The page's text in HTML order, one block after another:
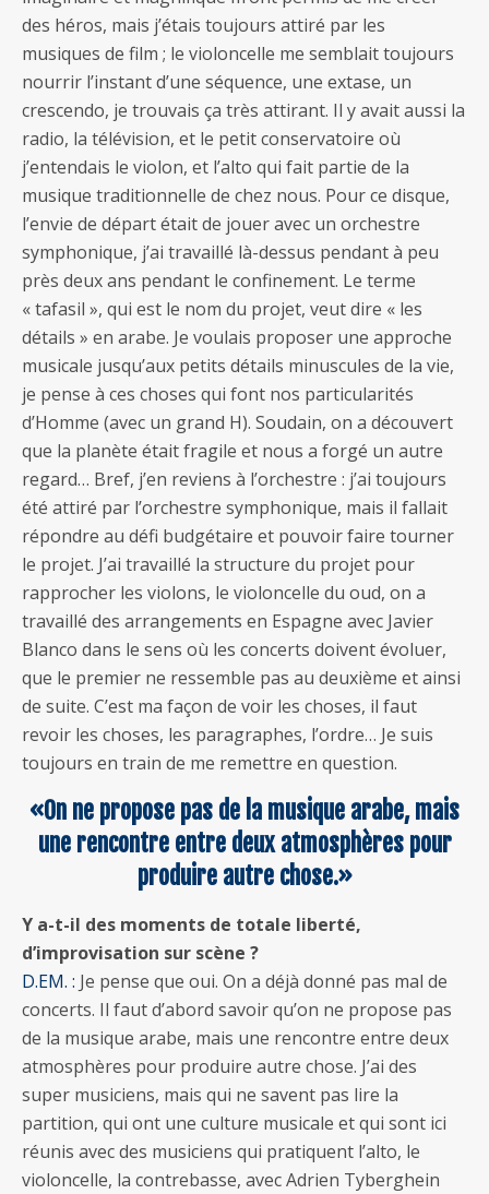
des héros, mais j’étais toujours attiré par les
musiques de film ; le violoncelle me semblait toujours
nourrir l’instant d’une séquence, une extase, un
crescendo, je trouvais ça très attirant. Il y avait aussi la
radio, la télévision, et le petit conservatoire où
j’entendais le violon, et l’alto qui fait partie de la
musique traditionnelle de chez nous. Pour ce disque,
l’envie de départ était de jouer avec un orchestre
symphonique, j’ai travaillé là-dessus pendant à peu
près deux ans pendant le confinement. Le terme
« tafasil », qui est le nom du projet, veut dire « les
détails » en arabe. Je voulais proposer une approche
musicale jusqu’aux petits détails minuscules de la vie,
je pense à ces choses qui font nos particularités
d’Homme (avec un grand H). Soudain, on a découvert
que la planète était fragile et nous a forgé un autre
regard… Bref, j’en reviens à l’orchestre : j’ai toujours
été attiré par l’orchestre symphonique, mais il fallait
répondre au défi budgétaire et pouvoir faire tourner
le projet. J’ai travaillé la structure du projet pour
rapprocher les violons, le violoncelle du oud, on a
travaillé des arrangements en Espagne avec Javier
Blanco dans le sens où les concerts doivent évoluer,
que le premier ne ressemble pas au deuxième et ainsi
de suite. C’est ma façon de voir les choses, il faut
revoir les choses, les paragraphes, l’ordre… Je suis
toujours en train de me remettre en question.
«On ne propose pas de la musique arabe, mais
une rencontre entre deux atmosphères pour
produire autre chose.»
Y a-t-il des moments de totale liberté,
d’improvisation sur scène ?
D.EM. : Je pense que oui. On a déjà donné pas mal de
concerts. Il faut d’abord savoir qu’on ne propose pas
de la musique arabe, mais une rencontre entre deux
atmosphères pour produire autre chose. J’ai des
super musiciens, mais qui ne savent pas lire la
partition, qui ont une culture musicale et qui sont ici
réunis avec des musiciens qui pratiquent l’alto, le
violoncelle, la contrebasse, avec Adrien Tyberghein